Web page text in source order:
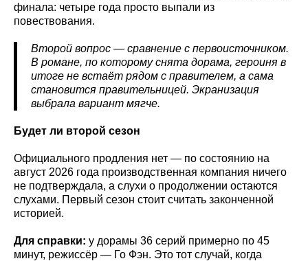
финала: четыре года просто выпали из
повествования.
Второй вопрос — сравнение с первоисточником.
В романе, по которому снята дорама, героиня в
итоге не встаёт рядом с правителем, а сама
становится правительницей. Экранизация
выбрала вариант мягче.
Будет ли второй сезон
Официального продления нет — по состоянию на
август 2026 года производственная компания ничего
не подтверждала, а слухи о продолжении остаются
слухами. Первый сезон стоит считать законченной
историей.
Для справки: у дорамы 36 серий примерно по 45
минут, режиссёр — Го Фэн. Это тот случай, когда